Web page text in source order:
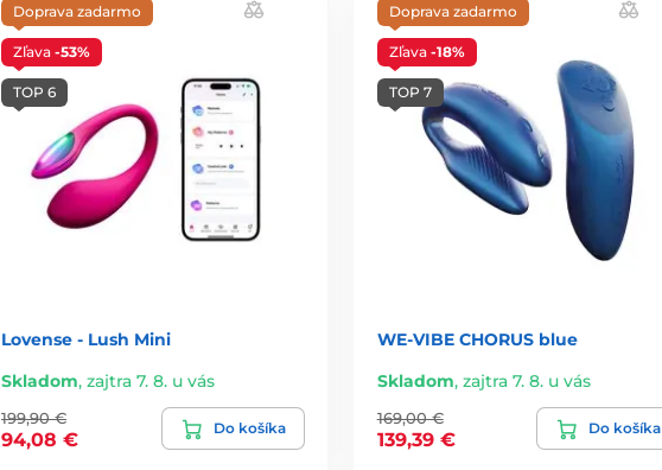
Doprava zadarmo
Zľava -53%
TOP 6
Lovense - Lush Mini
Skladom, zajtra 7. 8. u vás
199,90 €
94,08 €
Do košíka
Doprava zadarmo
Zľava -18%
TOP 7
WE-VIBE CHORUS blue
Skladom, zajtra 7. 8. u vás
169,00 €
139,39 €
Do košíka